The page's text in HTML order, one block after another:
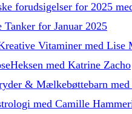
forudsigelser for 2025
Tanker for Januar 2025
Vitaminer med Lise
med Katrine Zacho
& Mælkebøttebarn med
med Camille